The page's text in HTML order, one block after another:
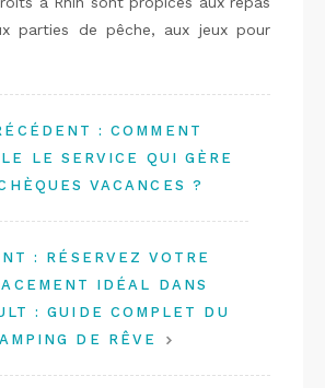
parties de pêche, aux jeux pour
:COMMENT
LE SERVICE QUI GÈRE
VACANCES ?
: RÉSERVEZ VOTRE
IDÉAL DANS
: GUIDE COMPLET DU
DE RÊVE